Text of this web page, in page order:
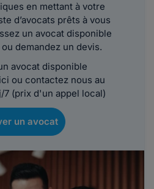
en mettant à votre
d’avocats prêts à vous
un avocat disponible
demandez un devis.
avocat disponible
ou contactez nous au
(prix d'un appel local)
un avocat